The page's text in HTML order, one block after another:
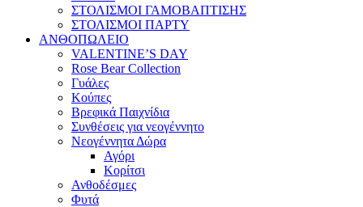
ΣΤΟΛΙΣΜΟΙ ΓΑΜΟΒΑΠΤΙΣΗΣ
ΣΤΟΛΙΣΜΟΙ ΠΑΡΤΥ
ΑΝΘΟΠΩΛΕΙΟ
VALENTINE’S DAY
Rose Bear Collection
Γυάλες
Κούπες
Βρεφικά Παιχνίδια
Συνθέσεις για νεογέννητο
Νεογέννητα Δώρα
Αγόρι
Κορίτσι
Ανθοδέσμες
Φυτά